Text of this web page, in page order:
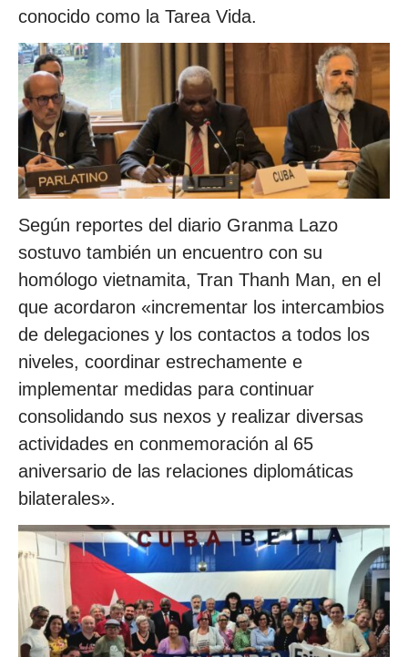
conocido como la Tarea Vida.
Según reportes del diario Granma Lazo
sostuvo también un encuentro con su
homólogo vietnamita, Tran Thanh Man, en el
que acordaron «incrementar los intercambios
de delegaciones y los contactos a todos los
niveles, coordinar estrechamente e
implementar medidas para continuar
consolidando sus nexos y realizar diversas
actividades en conmemoración al 65
aniversario de las relaciones diplomáticas
bilaterales».